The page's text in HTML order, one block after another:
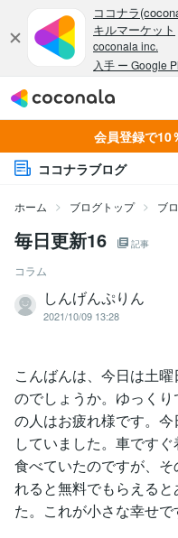
会員登録で10
ココナラブログ
ホーム ブログトップ ブ
毎日更新16 記事
コラム
しんげんぷりん
2021/10/09 13:28
こんばんは、今日は土
のでしょうか。ゆっく
の人はお疲れ様です。
していました。車です
食べていたのですが、
れると無料でもらえる
た。これが小さな幸せで